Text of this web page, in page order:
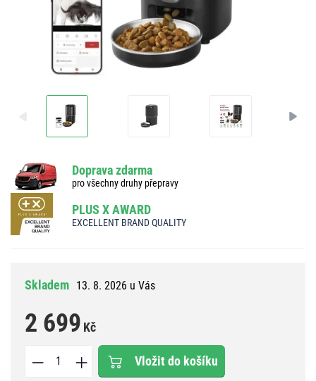
Doprava zdarma
pro všechny druhy přepravy
PLUS X AWARD
EXCELLENT BRAND QUALITY
Skladem 13. 8. 2026 u Vás
2 699 Kč
Vložit do košíku